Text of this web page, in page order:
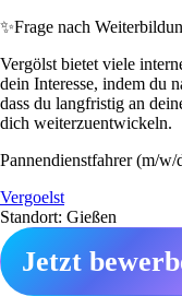
✨Frage nach
Vergölst bietet viele
dein Interesse, indem du
dass du langfristig an
dich weiterzuentwickeln.
Pannendienstfahrer (m/w/
Vergoelst
Standort: Gießen
Jetzt